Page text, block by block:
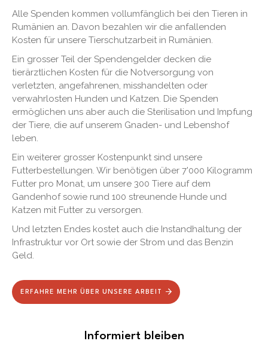
Alle Spenden kommen vollumfänglich bei den Tieren in
Rumänien an. Davon bezahlen wir die anfallenden
Kosten für unsere Tierschutzarbeit in Rumänien.
Ein grosser Teil der Spendengelder decken die
tierärztlichen Kosten für die Notversorgung von
verletzten, angefahrenen, misshandelten oder
verwahrlosten Hunden und Katzen. Die Spenden
ermöglichen uns aber auch die Sterilisation und Impfung
der Tiere, die auf unserem Gnaden- und Lebenshof
leben.
Ein weiterer grosser Kostenpunkt sind unsere
Futterbestellungen. Wir benötigen über 7'000 Kilogramm
Futter pro Monat, um unsere 300 Tiere auf dem
Gandenhof sowie rund 100 streunende Hunde und
Katzen mit Futter zu versorgen.
Und letzten Endes kostet auch die Instandhaltung der
Infrastruktur vor Ort sowie der Strom und das Benzin
Geld.
ERFAHRE MEHR ÜBER UNSERE ARBEIT
Informiert bleiben